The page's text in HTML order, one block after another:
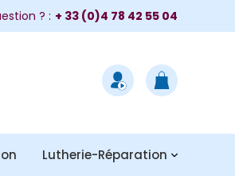
? : + 33 (0)4 78 42 55 04
Lutherie-Réparation